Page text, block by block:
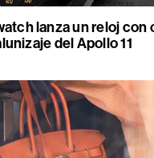
lanza un reloj con
del Apollo 11